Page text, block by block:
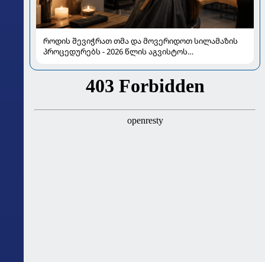
როდის შევიჭრათ თმა და მოვერიდოთ სილამაზის
პროცედურებს - 2026 წლის აგვისტოს